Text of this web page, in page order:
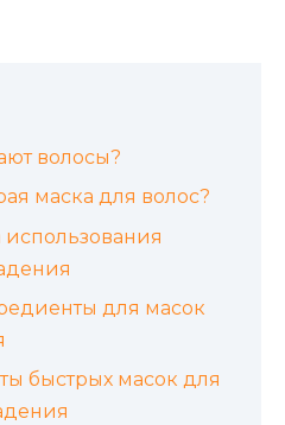
волосы?
маска для волос?
для масок
быстрых масок для